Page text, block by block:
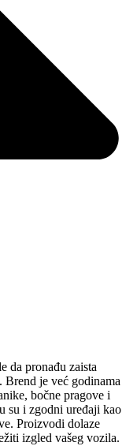
da pronađu zaista
Brend je već godinama
bočne pragove i
su i zgodni uređaji kao
Proizvodi dolaze
izgled vašeg vozila.